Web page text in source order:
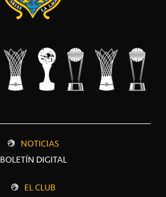
NOTICIAS
BOLETÍN DIGITAL
EL CLUB